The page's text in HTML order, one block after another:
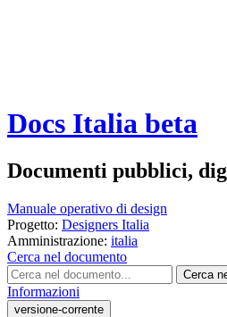
Docs Italia beta
Documenti pubblici,
Manuale operativo di design
Progetto: Designers Italia
Amministrazione: italia
Cerca nel documento
Cerca
Informazioni
versione-corrente